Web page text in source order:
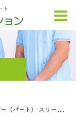
ト
ト） スリール明石西新町